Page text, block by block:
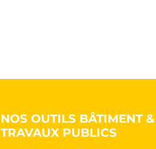
NOS OUTILS BÂTIMENT &
TRAVAUX PUBLICS